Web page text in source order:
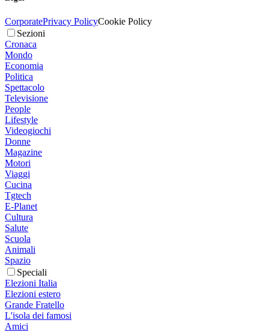
CorporatePrivacy PolicyCookie Policy
Sezioni
Cronaca
Mondo
Economia
Politica
Spettacolo
Televisione
People
Lifestyle
Videogiochi
Donne
Magazine
Motori
Viaggi
Cucina
Tgtech
E-Planet
Cultura
Salute
Scuola
Animali
Spazio
Speciali
Elezioni Italia
Elezioni estero
Grande Fratello
L'isola dei famosi
Amici